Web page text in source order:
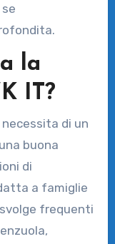
la
IT?
di un
buona
di
a famiglie
frequenti